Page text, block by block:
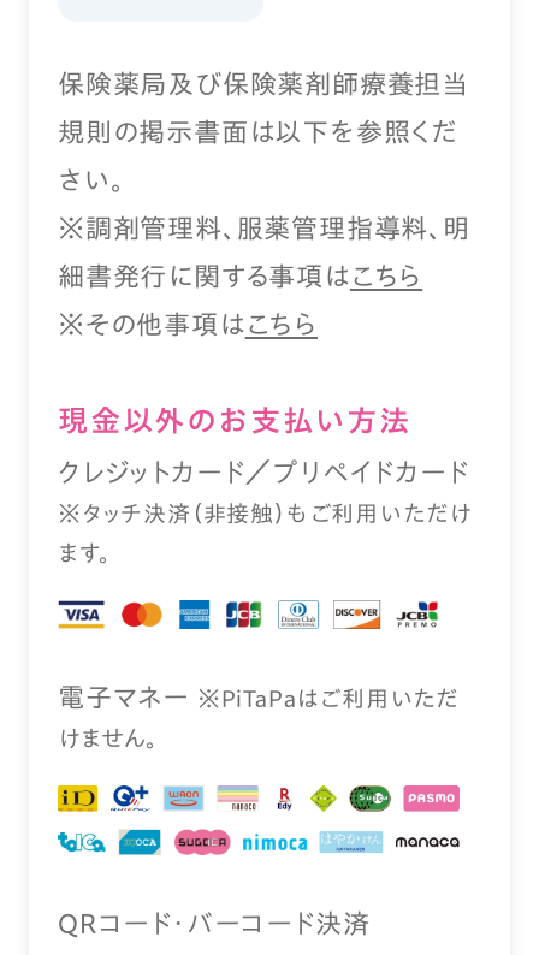
保険薬局及び保険薬剤師療養担当
規則の掲示書面は以下を参照くだ
さい。
※調剤管理料、服薬管理指導料、明
細書発行に関する事項は こちら
※その他事項は こちら
現⾦以外のお⽀払い⽅法
クレジットカード／プリペイドカード
※タッチ決済（⾮接触）もご利⽤いただけ
ます。
電⼦マネー ※PiTaPaはご利⽤いただ
けません。
QRコード・バーコード決済